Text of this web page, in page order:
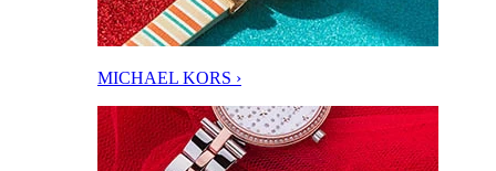
MICHAEL KORS ›